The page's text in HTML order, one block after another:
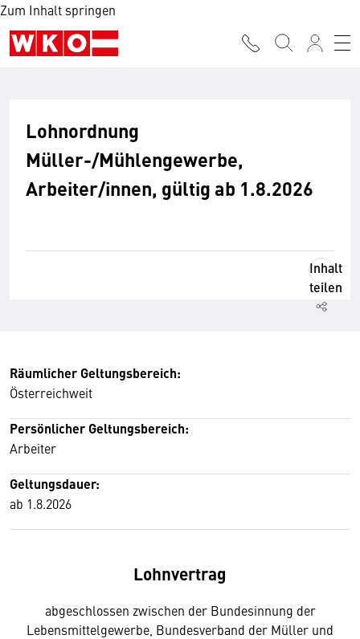
Zum Inhalt springen
Lohnordnung
Müller-/Mühlengewerbe,
Arbeiter/innen, gültig ab 1.8.2026
Inhalt
teilen
Räumlicher Geltungsbereich:
Österreichweit
Persönlicher Geltungsbereich:
Arbeiter
Geltungsdauer:
ab 1.8.2026
Lohnvertrag
abgeschlossen zwischen der Bundesinnung der
Lebensmittelgewerbe, Bundesverband der Müller und